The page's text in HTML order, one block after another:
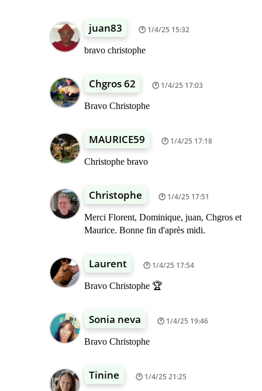
juan83 1/4/25 15:32
bravo christophe
Chgros 62 1/4/25 17:03
Bravo Christophe
MAURICE59 1/4/25 17:18
Christophe bravo
Christophe 1/4/25 17:51
Merci Florent, Dominique, juan, Chgros et
Maurice. Bonne fin d'après midi.
Laurent 1/4/25 17:54
Bravo Christophe 🏆
Sonia neva 1/4/25 19:46
Bravo Christophe
Tinine 1/4/25 21:25